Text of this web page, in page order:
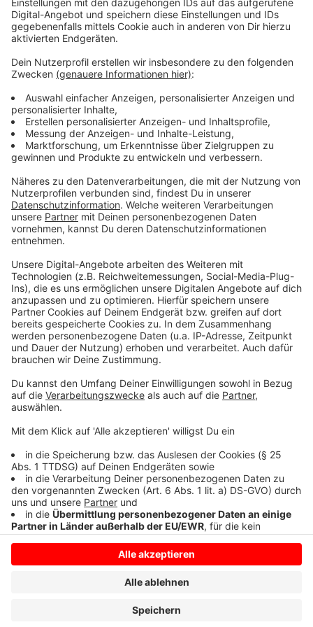
Anzeige
Die neue Single "Heard It All"
Wir benötigen Ihre
Zustimmung, um den YouTube
Video-Service zu laden!
Wir verwenden einen Service eines
Drittanbieters, um Videoinhalte
Daten zu Ihren Aktivitäten
sammeln. Bitte lesen Sie die
Details durch und stimmen Sie der
Nutzung des Service zu, um dieses
Video anzusehen.
Mehr Informationen
Akzeptieren
Management Platform
Anzeige
Anzeige